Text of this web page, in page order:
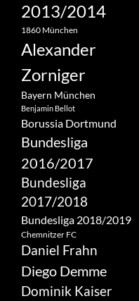
2013/2014
1860 München
Alexander
Zorniger
Bayern München
Benjamin Bellot
Borussia Dortmund
Bundesliga
2016/2017
Bundesliga
2017/2018
Bundesliga 2018/2019
Chemnitzer FC
Daniel Frahn
Diego Demme
Dominik Kaiser